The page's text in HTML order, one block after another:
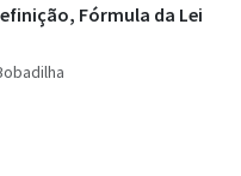
Fórmula da Lei